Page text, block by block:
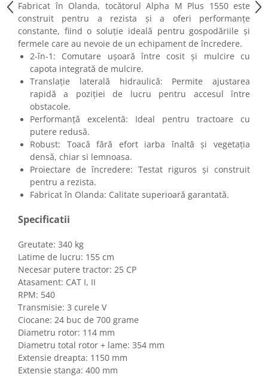
Fabricat în Olanda, tocătorul Alpha M Plus 1550 este
construit pentru a rezista și a oferi performanțe
constante, fiind o soluție ideală pentru gospodăriile și
fermele care au nevoie de un echipament de încredere.
2-în-1: Comutare ușoară între cosit și mulcire cu
capota integrată de mulcire.
Translație laterală hidraulică: Permite ajustarea
rapidă a poziției de lucru pentru accesul între
obstacole.
Performanță excelentă: Ideal pentru tractoare cu
putere redusă.
Robust: Toacă fără efort iarba înaltă și vegetația
densă, chiar si lemnoasa.
Proiectare de încredere: Testat riguros și construit
pentru a rezista.
Fabricat în Olanda: Calitate superioară garantată.
Specificatii
Greutate: 340 kg
Latime de lucru: 155 cm
Necesar putere tractor: 25 CP
Atasament: CAT I, II
RPM: 540
Transmisie: 3 curele V
Ciocane: 24 buc de 700 grame
Diametru rotor: 114 mm
Diametru total rotor + lame: 354 mm
Extensie dreapta: 1150 mm
Extensie stanga: 400 mm